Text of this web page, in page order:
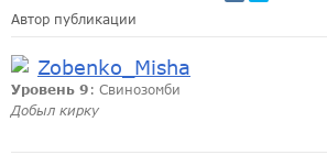
Автор публикации
Zobenko_Misha
Уровень 9 : Свинозомби
Добыл кирку